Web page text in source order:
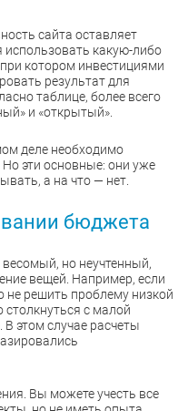
сайта оставляет
использовать какую-либо
котором инвестициями
результат для
таблице, более всего
и «открытый».
деле необходимо
эти основные: они уже
а на что — нет.
бюджета
весомый, но неучтенный,
вещей. Например, если
решить проблему низкой
столкнуться с малой
этом случае расчеты
Вы можете учесть все